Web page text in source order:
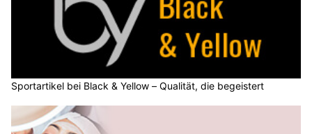
Sportartikel bei Black & Yellow – Qualität, die begeistert